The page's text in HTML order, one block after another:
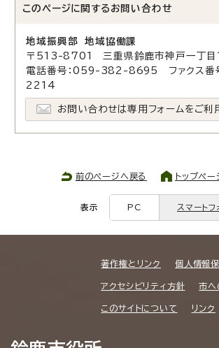
このページに関する お問い合わせ
地域振興部 地域協働課
〒513-8701 三重県鈴鹿市神戸一丁目
電話番号：059-382-8695 ファクス
2214
お問い合わせは専用フォームをご利
前のページへ戻る トップペ
表示 PC スマートフ
著作権とリンク 個人情報
アクセシビリティ方針 市へ
このサイトについて リンク